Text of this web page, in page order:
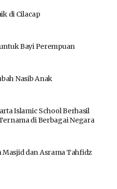
di Cilacap
Bayi Perempuan
Nasib Anak
Islamic School Berhasil
di Berbagai Negara
Masjid dan Asrama Tahfidz